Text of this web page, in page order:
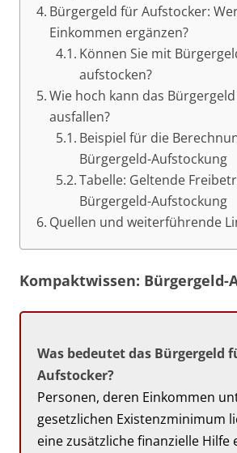
Bürgergeld für Aufstocker:
Einkommen ergänzen?
Können Sie mit
aufstocken?
Wie hoch kann das
ausfallen?
Beispiel für die
Bürgergeld-Aufstockung
Tabelle: Geltende
Bürgergeld-Aufstockung
Quellen und weiterführende
Kompaktwissen: Bürgergeld-
Was bedeutet das Bürgergeld
Aufstocker?
Personen, deren Einkommen
gesetzlichen Existenzminimum
eine zusätzliche finanzielle Hilfe